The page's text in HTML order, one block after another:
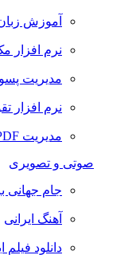
آموزش
نرم افزار
مدیریت
نرم افزار
مدیریت PDF
صوتی و تصویری
جام جهانی
آهنگ ایرانی
دانلود فیلم